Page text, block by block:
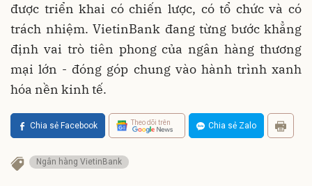
được triển khai có chiến lược, có tổ chức và có
trách nhiệm. VietinBank đang từng bước khẳng
định vai trò tiên phong của ngân hàng thương
mại lớn - đóng góp chung vào hành trình xanh
hóa nền kinh tế.
Chia sẻ Facebook Theo dõi trên Chia sẻ Zalo
Ngân hàng VietinBank